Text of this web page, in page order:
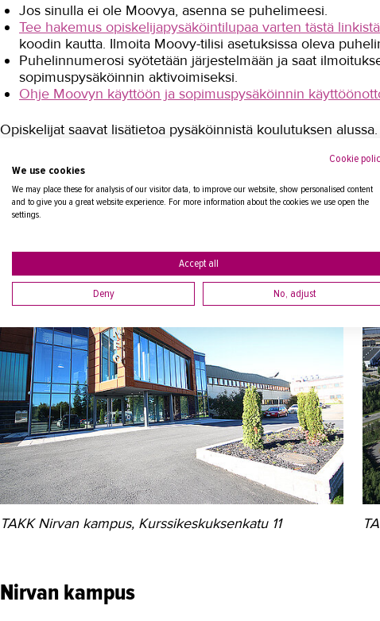
Jos sinulla ei ole Moovya, asenna se puhelimeesi.
Tee hakemus opiskelijapysäköintilupaa varten tästä linkistä
koodin kautta. Ilmoita Moovy-tilisi asetuksissa oleva
Puhelinnumerosi syötetään järjestelmään ja saat
sopimuspysäköinnin aktivoimiseksi.
Ohje Moovyn käyttöön ja sopimuspysäköinnin
Opiskelijat saavat lisätietoa pysäköinnistä koulutuksen alussa.
Vieraspysäköinti
Vieraspysäköintiin piha-alueella on varattuna 15 paikkaa.
TAKK Nirvan kampus, Kurssikeskuksenkatu 11
Nirvan kampus
Cookie
We use cookies
We may place these for analysis of our visitor data, to improve our website, show personalised content
and to give you a great website experience. For more information about the cookies we use open the
settings.
Accept all
Deny No, adjust